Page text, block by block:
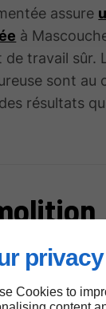
Cookies to
assure
à
travail sûr.
sont au
résultats